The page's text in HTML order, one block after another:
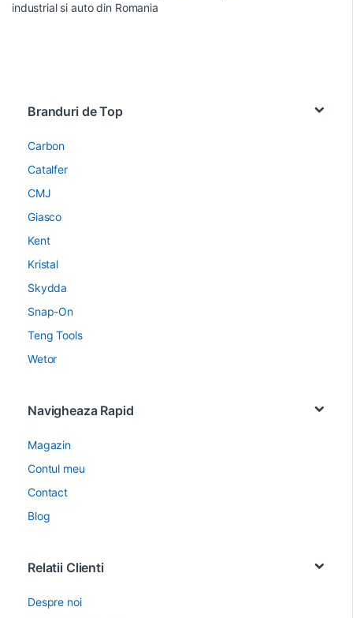
industrial si auto din Romania
Branduri de Top
Carbon
Catalfer
CMJ
Giasco
Kent
Kristal
Skydda
Snap-On
Teng Tools
Wetor
Navigheaza Rapid
Magazin
Contul meu
Contact
Blog
Relatii Clienti
Despre noi